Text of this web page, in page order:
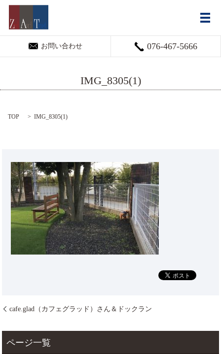
お問い合わせ 076-467-5666
メ
IMG_8305(1)
TOP IMG_8305(1)
cafe.glad（カフェグラッド）さん＆ドックラン